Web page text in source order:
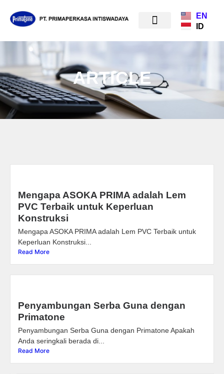
EN
ID
ARTICLE
Mengapa ASOKA PRIMA adalah Lem
PVC Terbaik untuk Keperluan
Konstruksi
Mengapa ASOKA PRIMA adalah Lem PVC Terbaik untuk
Keperluan Konstruksi...
Read More
Penyambungan Serba Guna dengan
Primatone
Penyambungan Serba Guna dengan Primatone Apakah
Anda seringkali berada di...
Read More